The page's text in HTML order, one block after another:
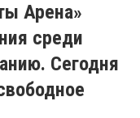
Арена»
среди
Сегодня